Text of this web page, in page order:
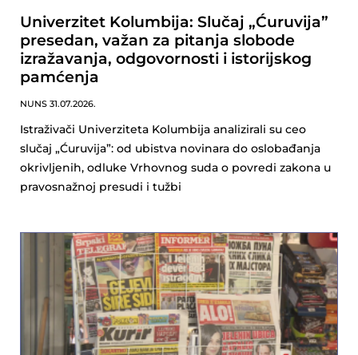
Univerzitet Kolumbija: Slučaj „Ćuruvija”
presedan, važan za pitanja slobode
izražavanja, odgovornosti i istorijskog
pamćenja
NUNS 31.07.2026.
Istraživači Univerziteta Kolumbija analizirali su ceo
slučaj „Ćuruvija”: od ubistva novinara do oslobađanja
okrivljenih, odluke Vrhovnog suda o povredi zakona u
pravosnažnoj presudi i tužbi